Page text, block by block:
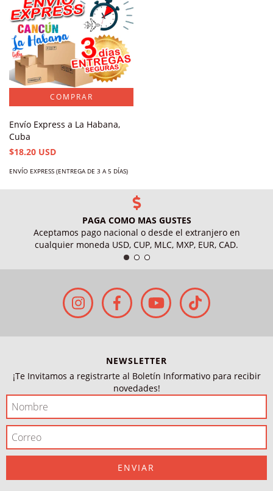
Envío Express a La Habana,
Cuba
$18.20 USD
ENVÍO EXPRESS (ENTREGA DE 3 A 5 DÍAS)
PAGA COMO MAS GUSTES
Aceptamos pago nacional o desde el extranjero en
cualquier moneda USD, CUP, MLC, MXP, EUR, CAD.
NEWSLETTER
¡Te Invitamos a registrarte al Boletín Informativo para recibir
novedades!